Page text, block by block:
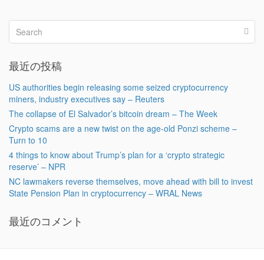
最近の投稿
US authorities begin releasing some seized cryptocurrency
miners, industry executives say – Reuters
The collapse of El Salvador’s bitcoin dream – The Week
Crypto scams are a new twist on the age-old Ponzi scheme –
Turn to 10
4 things to know about Trump’s plan for a ‘crypto strategic
reserve’ – NPR
NC lawmakers reverse themselves, move ahead with bill to invest
State Pension Plan in cryptocurrency – WRAL News
最近のコメント